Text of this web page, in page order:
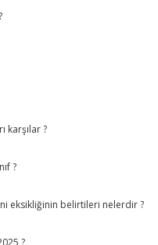
karşılar ?
?
eksikliğinin belirtileri nelerdir ?
?